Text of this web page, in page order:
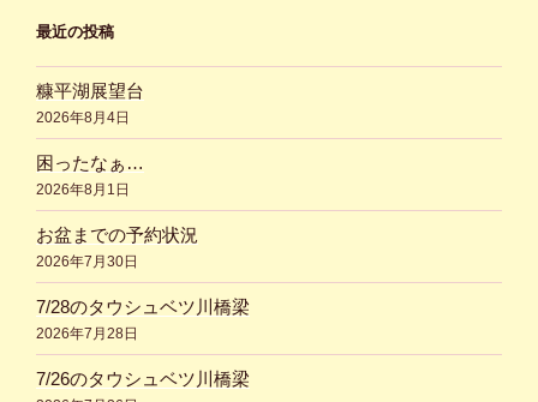
最近の投稿
糠平湖展望台
2026年8月4日
困ったなぁ…
2026年8月1日
お盆までの予約状況
2026年7月30日
7/28のタウシュベツ川橋梁
2026年7月28日
7/26のタウシュベツ川橋梁